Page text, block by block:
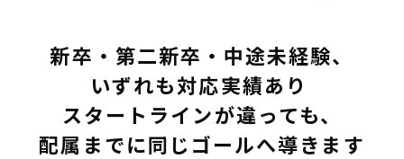
新卒・第二新卒・中途未経験、
いずれも対応実績あり
スタートラインが違っても、
配属までに同じゴールへ導きます